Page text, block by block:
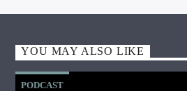
YOU MAY ALSO LIKE
PODCAST